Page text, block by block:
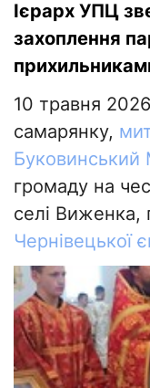
Ієрарх УПЦ
захоплення
10 травня
самарянку,
Буковинський
громаду на
селі Виженка,
Чернівецької